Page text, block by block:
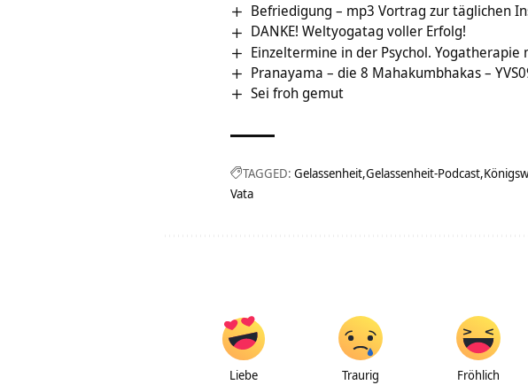
Befriedigung – mp3 Vortrag zur täglichen
DANKE! Weltyogatag voller Erfolg!
Einzeltermine in der Psychol.
Pranayama – die 8 Mahakumbhakas –
Sei froh gemut
TAGGED: Gelassenheit Gelassenheit-Podcast
Vata
Liebe Traurig Fröhlich